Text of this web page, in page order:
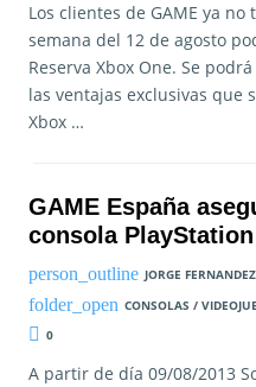
Los clientes de GAME ya
semana del 12 de agosto
Reserva Xbox One. Se
las ventajas exclusivas que
Xbox …
GAME España
consola
JORGE FERNANDEZ
CONSOLAS /
0
A partir de día 09/08/2013